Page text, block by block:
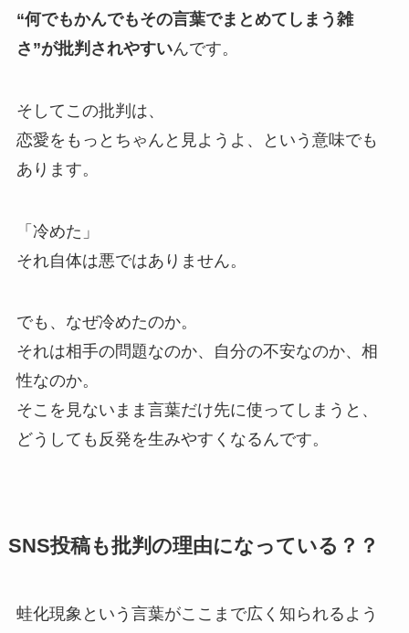
“何でもかんでもその言葉でまとめてしまう雑
さ”が批判されやすいんです。
そしてこの批判は、
恋愛をもっとちゃんと見ようよ、という意味でも
あります。
「冷めた」
それ自体は悪ではありません。
でも、なぜ冷めたのか。
それは相手の問題なのか、自分の不安なのか、相
性なのか。
そこを見ないまま言葉だけ先に使ってしまうと、
どうしても反発を生みやすくなるんです。
SNS投稿も批判の理由になっている？？
蛙化現象という言葉がここまで広く知られるよう